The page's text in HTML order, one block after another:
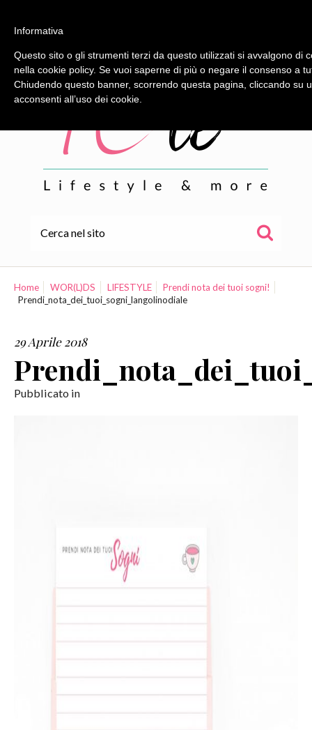
WOR(L)DS
COLLABORAZIONI
Home WOR(L)DS LIFESTYLE
Prendi nota dei tuoi sogni!
Prendi_nota_dei_tuoi_sogni_langolinodiale
29 Aprile 2018
Pubblicato in
Informativa
Questo sito o gli strumenti terzi da questo utilizzati si avvalgono di
nella cookie policy. Se vuoi saperne di più o negare il consenso a
Chiudendo questo banner, scorrendo questa pagina, cliccando su
acconsenti all’uso dei cookie.